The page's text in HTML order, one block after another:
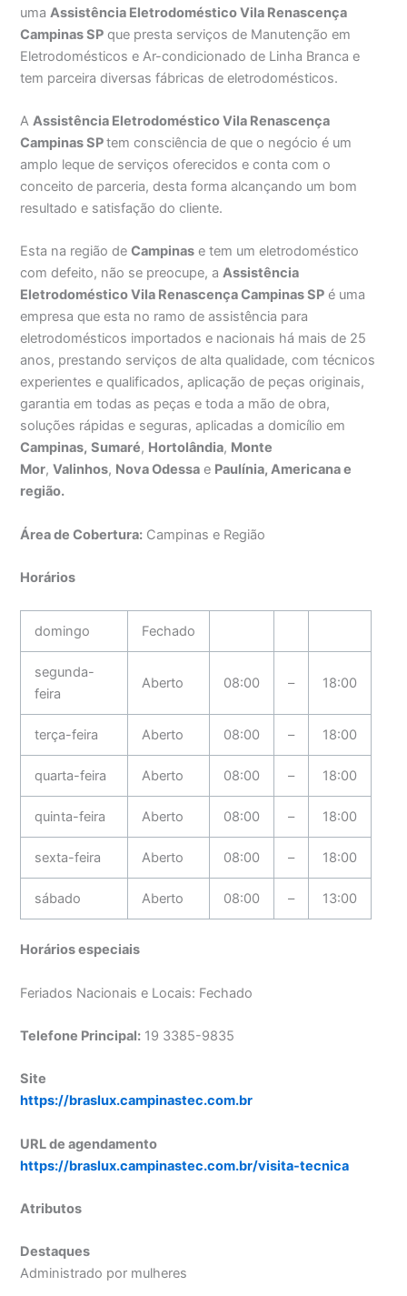
umaAssistência Eletrodoméstico Vila Renascença
Campinas SP que presta serviços de Manutenção em
Eletrodomésticos e Ar-condicionado de Linha Branca e
tem parceira diversas fábricas de eletrodomésticos.
AAssistência Eletrodoméstico Vila Renascença
Campinas SPtem consciência de que o negócio é um
amplo leque de serviços oferecidos e conta com o
conceito de parceria, desta forma alcançando um bom
resultado e satisfação do cliente.
Esta na região deCampinas e tem um eletrodoméstico
com defeito, não se preocupe, aAssistência
Eletrodoméstico Vila Renascença Campinas SP é uma
empresa que esta no ramo de assistência para
eletrodomésticos importados e nacionais há mais de 25
anos, prestando serviços de alta qualidade, com técnicos
experientes e qualificados, aplicação de peças originais,
garantia em todas as peças e toda a mão de obra,
soluções rápidas e seguras, aplicadas a domicílio em
Campinas, Sumaré, Hortolândia, Monte
Mor,Valinhos, Nova Odessa e Paulínia, Americana e
região.
Área de Cobertura: Campinas e Região
Horários
domingo Fechado
segunda-
feira
Aberto 08:00 – 18:00
terça-feira Aberto 08:00 – 18:00
quarta-feira Aberto 08:00 – 18:00
quinta-feira Aberto 08:00 – 18:00
sexta-feira Aberto 08:00 – 18:00
sábado Aberto 08:00 – 13:00
Horários especiais
Feriados Nacionais e Locais: Fechado
Telefone Principal: 19 3385-9835
Site
https://braslux.campinastec.com.br
URL de agendamento
https://braslux.campinastec.com.br/visita-tecnica
Atributos
Destaques
Administrado por mulheres